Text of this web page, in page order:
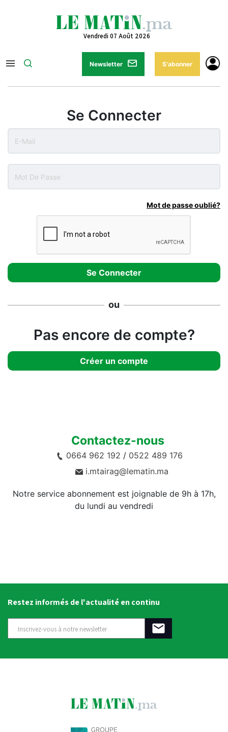
Vendredi 07 Août 2026
Newsletter S'abonner
Se Connecter
Mot de passe oublié?
ou
Pas encore de compte?
Créer un compte
Contactez-nous
0664 962 192 / 0522 489 176
i.mtairag@lematin.ma
Notre service abonnement est joignable de 9h à 17h,
du lundi au vendredi
Restez informés de l'actualité en continu